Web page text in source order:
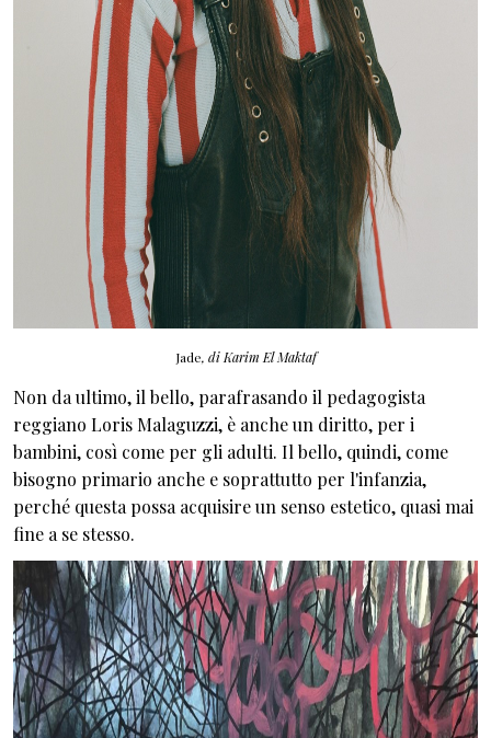
Jade, di Karim El Maktaf
Non da ultimo, il bello, parafrasando il pedagogista
reggiano Loris Malaguzzi, è anche un diritto, per i
bambini, così come per gli adulti. Il bello, quindi, come
bisogno primario anche e soprattutto per l'infanzia,
perché questa possa acquisire un senso estetico, quasi mai
fine a se stesso.